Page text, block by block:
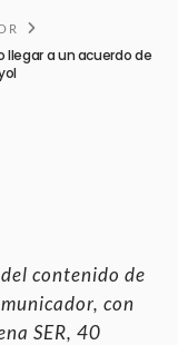
llegar a un acuerdo de
contenido de
con
SER, 40